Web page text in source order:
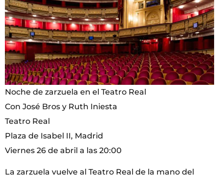
Noche de zarzuela en el Teatro Real
Con José Bros y Ruth Iniesta
Teatro Real
Plaza de Isabel II, Madrid
Viernes 26 de abril a las 20:00
La zarzuela vuelve al Teatro Real de la mano del